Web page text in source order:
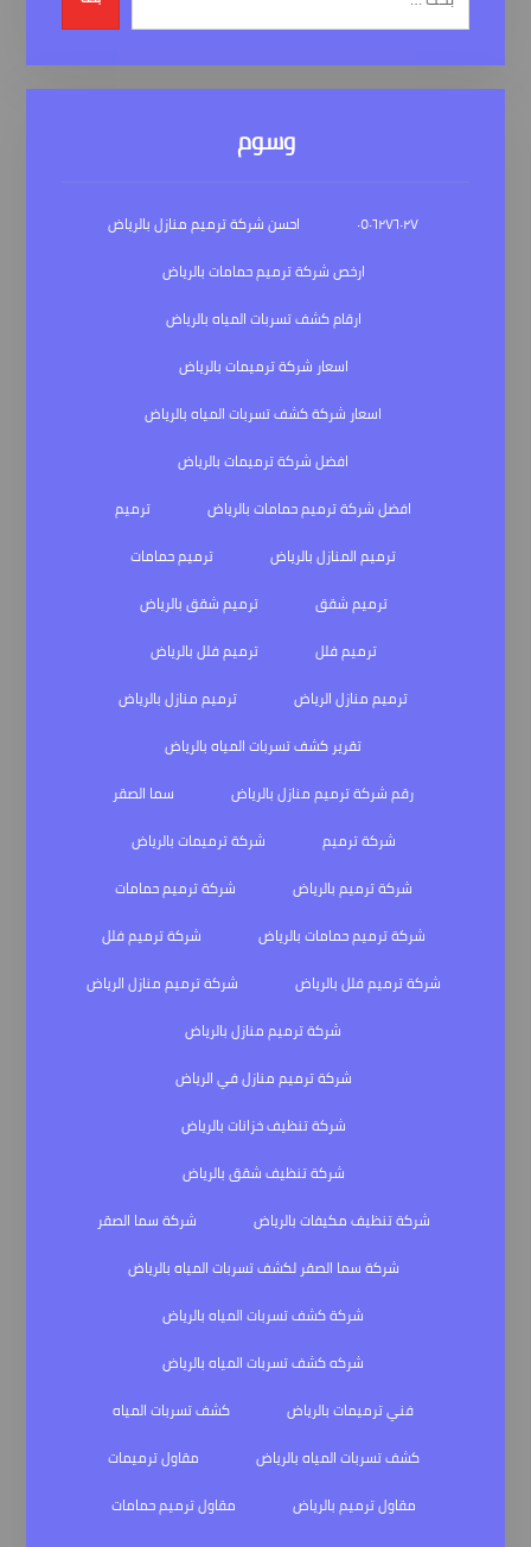
وسوم
٠٥٠٦٢٧٦٠٢٧
احسن شركة ترميم منازل بالرياض
ارخص شركة ترميم حمامات بالرياض
ارقام كشف تسربات المياه بالرياض
اسعار شركة ترميمات بالرياض
اسعار شركة كشف تسربات المياه بالرياض
افضل شركة ترميمات بالرياض
افضل شركة ترميم حمامات بالرياض
ترميم
ترميم المنازل بالرياض
ترميم حمامات
ترميم شقق
ترميم شقق بالرياض
ترميم فلل
ترميم فلل بالرياض
ترميم منازل الرياض
ترميم منازل بالرياض
تقرير كشف تسربات المياه بالرياض
رقم شركة ترميم منازل بالرياض
سما الصقر
شركة ترميم
شركة ترميمات بالرياض
شركة ترميم بالرياض
شركة ترميم حمامات
شركة ترميم حمامات بالرياض
شركة ترميم فلل
شركة ترميم فلل بالرياض
شركة ترميم منازل الرياض
شركة ترميم منازل بالرياض
شركة ترميم منازل في الرياض
شركة تنظيف خزانات بالرياض
شركة تنظيف شقق بالرياض
شركة تنظيف مكيفات بالرياض
شركة سما الصقر
شركة سما الصقر لكشف تسربات المياه بالرياض
شركة كشف تسربات المياه بالرياض
شركه كشف تسربات المياه بالرياض
فني ترميمات بالرياض
كشف تسربات المياه
كشف تسربات المياه بالرياض
مقاول ترميمات
مقاول ترميم بالرياض
مقاول ترميم حمامات